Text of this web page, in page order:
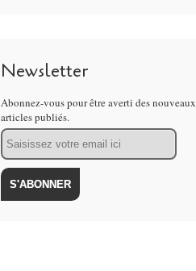
Newsletter
Abonnez-vous pour être averti des nouveaux
articles publiés.
Email